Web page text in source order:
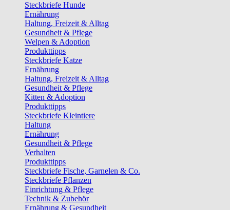
Steckbriefe Hunde
Ernährung
Haltung, Freizeit & Alltag
Gesundheit & Pflege
Welpen & Adoption
Produkttipps
Steckbriefe Katze
Ernährung
Haltung, Freizeit & Alltag
Gesundheit & Pflege
Kitten & Adoption
Produkttipps
Steckbriefe Kleintiere
Haltung
Ernährung
Gesundheit & Pflege
Verhalten
Produkttipps
Steckbriefe Fische, Garnelen & Co.
Steckbriefe Pflanzen
Einrichtung & Pflege
Technik & Zubehör
Ernährung & Gesundheit